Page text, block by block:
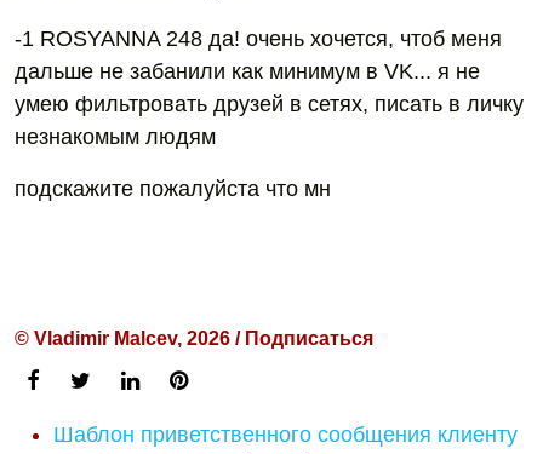
-1 ROSYANNA 248 да! очень хочется, чтоб меня
дальше не забанили как минимум в VK... я не
умею фильтровать друзей в сетях, писать в личку
незнакомым людям
подскажите пожалуйста что мн
© Vladimir Malcev, 2026 / Подписаться
Шаблон приветственного сообщения клиенту